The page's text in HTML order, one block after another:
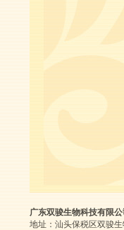
广东双骏生物科技有限
地址：汕头保税区双骏